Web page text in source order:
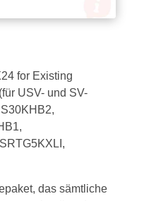
for Existing
USV- und SV-
das sämtliche